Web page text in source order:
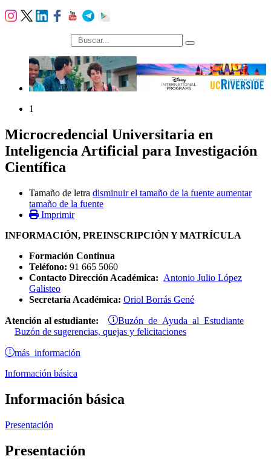
búsqueda
1
Microcredencial Universitaria en
Inteligencia Artificial para Investigación
Científica
Tamaño de letra disminuir el tamaño de la fuente aumentar
tamaño de la fuente
Imprimir
INFORMACIÓN, PREINSCRIPCIÓN Y MATRÍCULA
Formación Continua
Teléfono: 91 665 5060
Contacto Dirección Académica: Antonio Julio López
Galisteo
Secretaría Académica: Oriol Borrás Gené
Atención al estudiante: Buzón de Ayuda al Estudiante
Buzón de sugerencias, quejas y felicitaciones
más información
Información básica
Información básica
Presentación
Presentación